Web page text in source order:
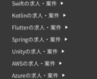
Swiftの求人・案件
Kotlinの求人・案件
Flutterの求人・案件
Springの求人・案件
Unityの求人・案件
AWSの求人・案件
Azureの求人・案件